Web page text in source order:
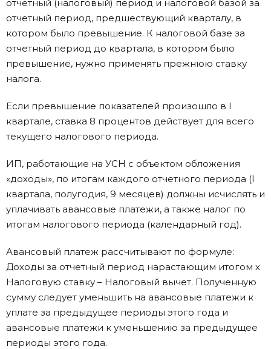
отчетный (налоговый) период и налоговой базой за
отчетный период, предшествующий кварталу, в
котором было превышение. К налоговой базе за
отчетный период до квартала, в котором было
превышение, нужно применять прежнюю ставку
налога.
Если превышение показателей произошло в I
квартале, ставка 8 процентов действует для всего
текущего налогового периода.
ИП, работающие на УСН с объектом обложения
«доходы», по итогам каждого отчетного периода (I
квартала, полугодия, 9 месяцев) должны исчислять и
уплачивать авансовые платежи, а также налог по
итогам налогового периода (календарный год).
Авансовый платеж рассчитывают по формуле:
Доходы за отчетный период нарастающим итогом х
Налоговую ставку – Налоговый вычет. Полученную
сумму следует уменьшить на авансовые платежи к
уплате за предыдущее периоды этого года и
авансовые платежи к уменьшению за предыдущее
периоды этого года.